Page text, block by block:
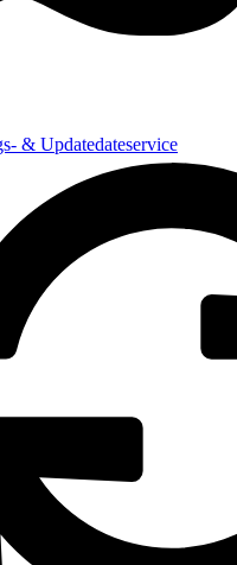
& Updatedateservice